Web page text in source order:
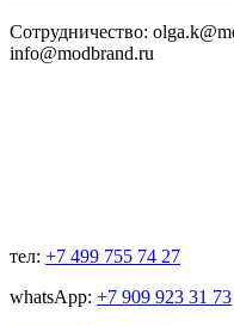
Сотрудничество:
info@modbrand.ru
тел: +7 499 755 74 27
whatsApp: +7 909 923 31 73